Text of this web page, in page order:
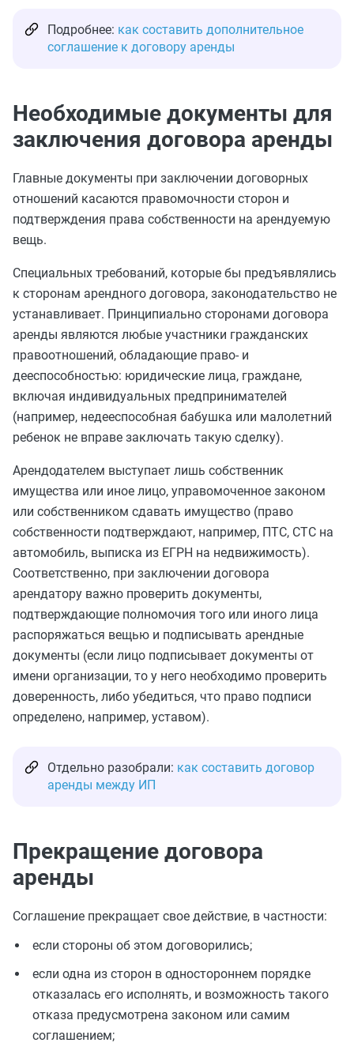
Подробнее: как составить дополнительное
соглашение к договору аренды
Необходимые документы для
заключения договора аренды
Главные документы при заключении договорных
отношений касаются правомочности сторон и
подтверждения права собственности на арендуемую
вещь.
Специальных требований, которые бы предъявлялись
к сторонам арендного договора, законодательство не
устанавливает. Принципиально сторонами договора
аренды являются любые участники гражданских
правоотношений, обладающие право- и
дееспособностью: юридические лица, граждане,
включая индивидуальных предпринимателей
(например, недееспособная бабушка или малолетний
ребенок не вправе заключать такую сделку).
Арендодателем выступает лишь собственник
имущества или иное лицо, управомоченное законом
или собственником сдавать имущество (право
собственности подтверждают, например, ПТС, СТС на
автомобиль, выписка из ЕГРН на недвижимость).
Соответственно, при заключении договора
арендатору важно проверить документы,
подтверждающие полномочия того или иного лица
распоряжаться вещью и подписывать арендные
документы (если лицо подписывает документы от
имени организации, то у него необходимо проверить
доверенность, либо убедиться, что право подписи
определено, например, уставом).
Отдельно разобрали: как составить договор
аренды между ИП
Прекращение договора
аренды
Соглашение прекращает свое действие, в частности:
если стороны об этом договорились;
если одна из сторон в одностороннем порядке
отказалась его исполнять, и возможность такого
отказа предусмотрена законом или самим
соглашением;